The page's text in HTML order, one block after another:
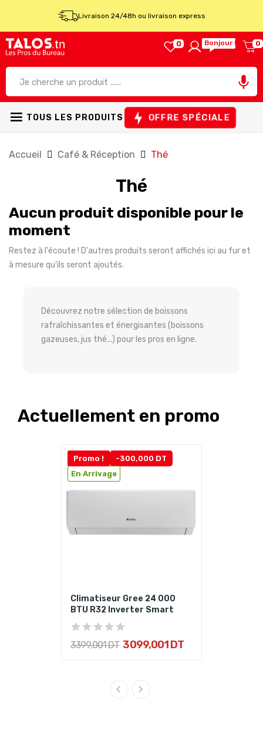
Livraison 24/48h ou livraison express
0 Bonjour ! 0

TOUS LES PRODUITS OFFRE SPÉCIALE
Accueil Café & Réception Thé
Thé
Aucun produit disponible pour le
moment
Restez à l'écoute ! D'autres produits seront affichés ici au fur et
à mesure qu'ils seront ajoutés.
Découvrez notre sélection de boissons
rafraîchissantes et énergisantes (boissons
gazeuses, jus thé...) pour les pros en ligne.
Actuellement en promo
Promo !
-300,000 DT
En Arrivage
Climatiseur Gree 24 000
BTU R32 Inverter Smart
3 399,001 DT 3 099,001 DT